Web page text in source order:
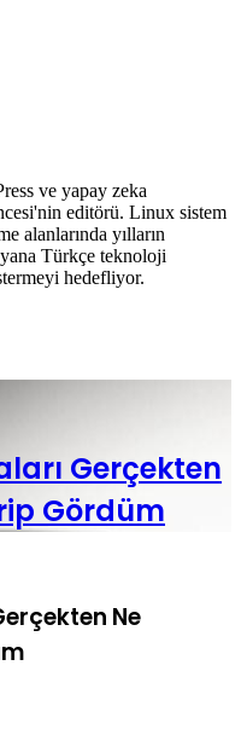
ve yapay zeka
editörü. Linux sistem
alanlarında yılların
Türkçe teknoloji
hedefliyor.
Gerçekten
Gördüm
Ne